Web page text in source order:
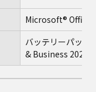
Microsoft® Office
バッテリーパック
& Business 2021